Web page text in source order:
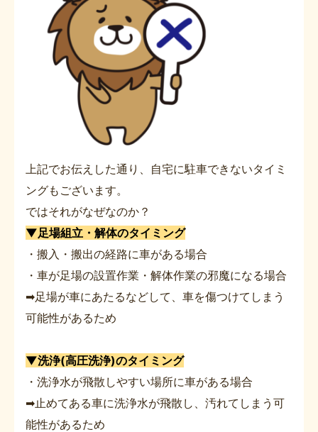
上記でお伝えした通り、自宅に駐車できないタイミ
ングもございます。
ではそれがなぜなのか？
▼足場組立・解体のタイミング
・搬入・搬出の経路に車がある場合
・車が足場の設置作業・解体作業の邪魔になる場合
➡足場が車にあたるなどして、車を傷つけてしまう
可能性があるため
▼洗浄(高圧洗浄)のタイミング
・洗浄水が飛散しやすい場所に車がある場合
➡止めてある車に洗浄水が飛散し、汚れてしまう可
能性があるため